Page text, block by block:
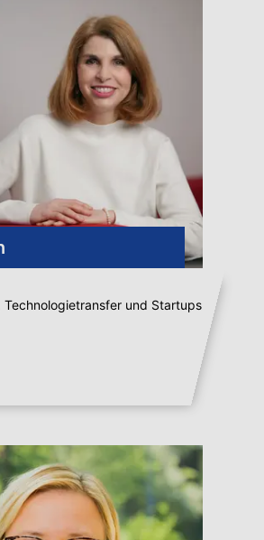
Technologietransfer und Startups